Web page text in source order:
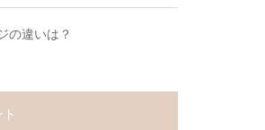
の違いは？